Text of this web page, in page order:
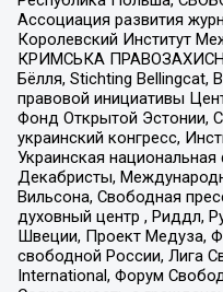
Ассоциация развития
Королевский Институт
КРИМСЬКА
Бёлля, Stichting Bellingcat,
правовой инициативы
Фонд Открытой Эстонии,
украинский конгресс,
Украинская
Декабристы,
Вильсона, Свободная
духовный центр , Риддл,
Швеции, Проект Медуза,
свободной России, Лига
International, Форум